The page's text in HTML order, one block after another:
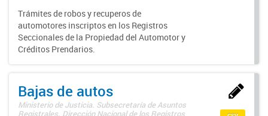
Trámites de robos y recuperos de
automotores inscriptos en los Registros
Seccionales de la Propiedad del Automotor y
Créditos Prendarios.
Bajas de autos
Ministerio de Justicia. Subsecretaría de Asuntos
Registrales. Dirección Nacional de los Registros